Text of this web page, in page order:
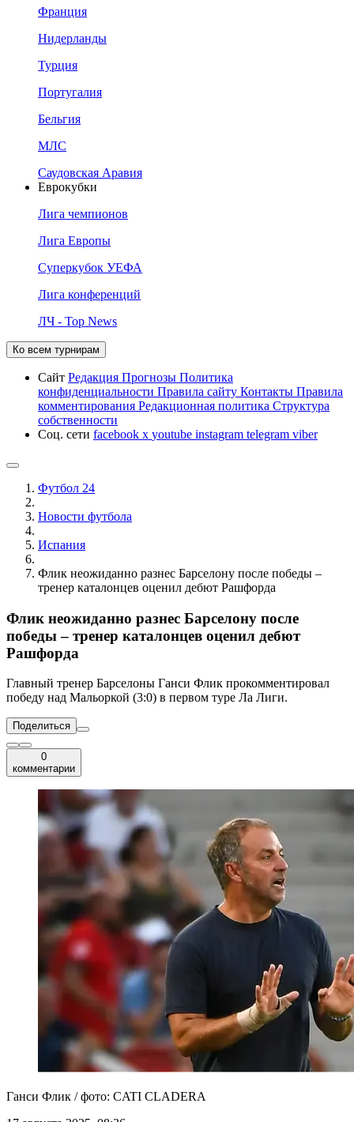
Франция
Нидерланды
Турция
Португалия
Бельгия
МЛС
Саудовская Аравия
Еврокубки
Лига чемпионов
Лига Европы
Суперкубок УЕФА
Лига конференций
ЛЧ - Top News
Ко всем турнирам
Сайт Редакция Прогнозы Политика
конфиденциальности Правила сайту Контакты Правила
комментирования Редакционная политика Структура
собственности
Соц. сети facebook x youtube instagram telegram viber
Футбол 24
Новости футбола
Испания
Флик неожиданно разнес Барселону после победы –
тренер каталонцев оценил дебют Рашфорда
Флик неожиданно разнес Барселону после
победы – тренер каталонцев оценил дебют
Рашфорда
Главный тренер Барселоны Ганси Флик прокомментировал
победу над Мальоркой (3:0) в первом туре Ла Лиги.
Поделиться
0
комментарии
Ганси Флик / фото: CATI CLADERA